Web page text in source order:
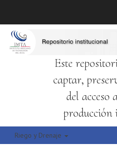
Este
captar,
del
Riego y Drenaje